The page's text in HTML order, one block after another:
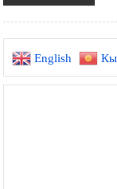
English